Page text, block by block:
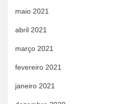
maio 2021
abril 2021
março 2021
fevereiro 2021
janeiro 2021